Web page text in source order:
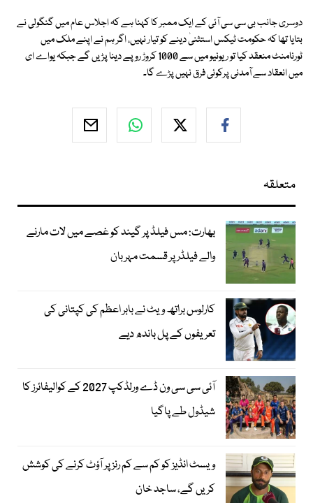
دوسری جانب بی سی سی آئی کے ایک ممبر کا کہنا ہے کہ اجلاس عام میں گنگولی نے
بتایا تھا کہ حکومت ٹیکس استثنیٰ دینے کو تیار نہیں، اگر ہم نے اپنے ملک میں
ٹورنامنٹ منعقد کیا تو ریونیو میں سے 1000 کروڑ روپے دینا پڑیں گے جبکہ یواے ای
میں انعقاد سے آمدنی پرکوئی فرق نہیں پڑے گا۔
متعلقہ
بھارت: مس فیلڈ پر گیند کو غصے میں لات مارنے
والے فیلڈر پر قسمت مہربان
کارلوس براتھ ویٹ نے بابر اعظم کی کپتانی کی
تعریفوں کے پل باندھ دیے
آئی سی سی ون ڈے ورلڈکپ 2027 کے کوالیفائرز کا
شیڈول طے پاگیا
ویسٹ انڈیز کو کم سے کم رنز پر آؤٹ کرنے کی کوشش
کریں گے، ساجد خان